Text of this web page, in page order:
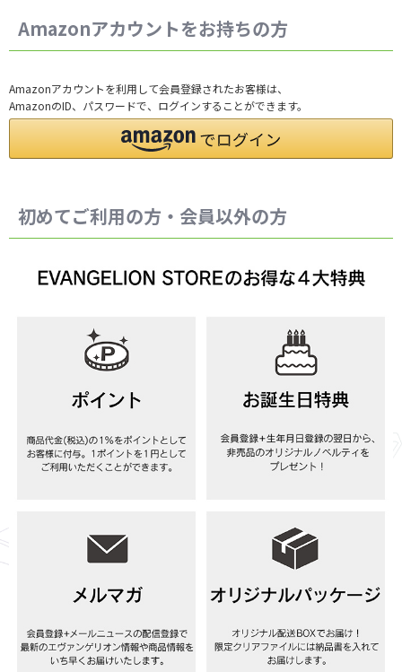
Amazonアカウントをお持ちの方
Amazonアカウントを利用して会員登録されたお客様は、
AmazonのID、パスワードで、ログインすることができます。
初めてご利用の方・会員以外の方